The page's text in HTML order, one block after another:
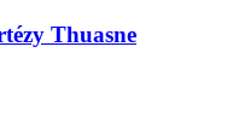
Thuasne